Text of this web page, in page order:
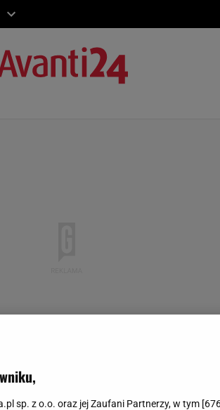
sp. z o.o. oraz jej Zaufani Partnerzy, w tym [